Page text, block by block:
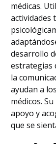
médicas.
actividades
desarrollo
estrategias
la
ayudan a
médicos.
apoyo y
que se